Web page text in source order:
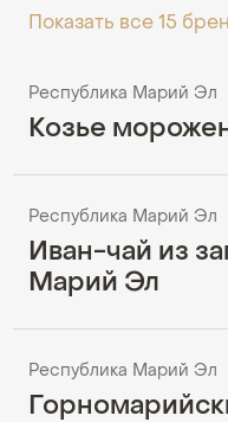
Показать все 15
Республика Марий Эл
Козье
Республика Марий Эл
Иван-чай из
Марий Эл
Республика Марий Эл